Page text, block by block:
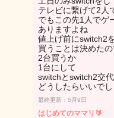
テレビに繋げて2人
でもこの先1人でゲ
ありますよね
値上げ前にswitch2
買うことは決めた
2台買うか
1台にして
switchとswitch2交
どうしたらいいで
最終更新：5月9日
はじめてのママリ🔰